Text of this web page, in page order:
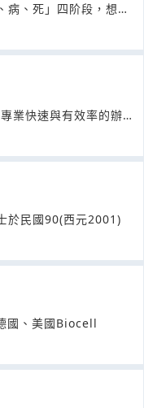
病、死」四阶段，想想
業快速與有效率的辦理
於民國90(西元2001)
國、美國Biocell